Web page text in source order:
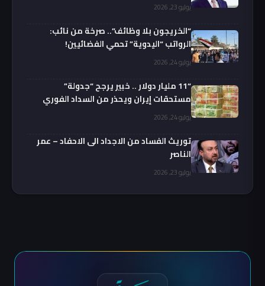
يوليو 23, 2026
“الخريجون بلا وظائف”.. صرخة من نائب:
الرواتب “اليدوية” تحمي الفضائيين!
يوليو 24, 2026
“11 مليار دولار .. خبير يرجح “جدولة”
مستحقات إيران ويحذر من السداد الفوري
يوليو 24, 2026
توريث الفساد من الاجداد الى الاحفاد – عمر
الناصر
يوليو 23, 2026